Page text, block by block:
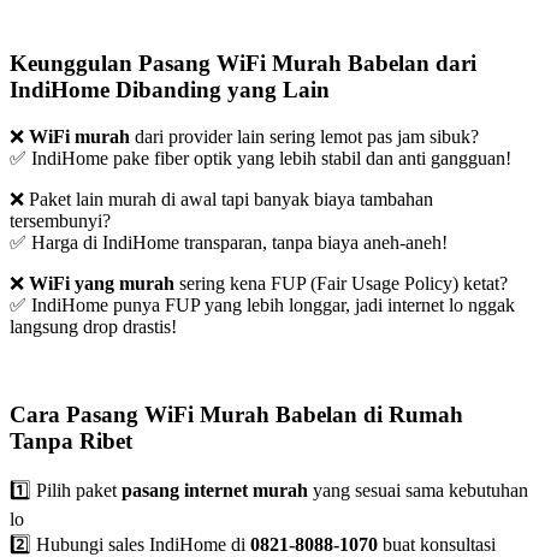
Keunggulan Pasang WiFi Murah Babelan dari
IndiHome Dibanding yang Lain
❌ WiFi murah dari provider lain sering lemot pas jam sibuk?
✅ IndiHome pake fiber optik yang lebih stabil dan anti gangguan!
❌ Paket lain murah di awal tapi banyak biaya tambahan
tersembunyi?
✅ Harga di IndiHome transparan, tanpa biaya aneh-aneh!
❌ WiFi yang murah sering kena FUP (Fair Usage Policy) ketat?
✅ IndiHome punya FUP yang lebih longgar, jadi internet lo nggak
langsung drop drastis!
Cara Pasang WiFi Murah Babelan di Rumah
Tanpa Ribet
1️⃣ Pilih paketpasang internet murah yang sesuai sama kebutuhan
lo
2️⃣ Hubungi sales IndiHome di 0821-8088-1070 buat konsultasi